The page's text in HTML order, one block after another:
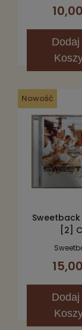
Dodaj
Nowość
[2]
Dodaj